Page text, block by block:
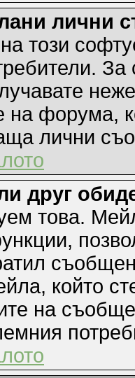
лични
този
на форума,
лични
друг
това.
който
на